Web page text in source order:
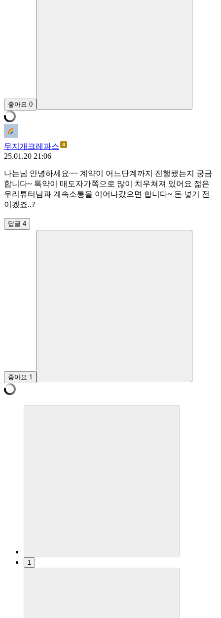
좋아요 0
무지개크레파스
25.01.20 21:06
나는님 안녕하세요~~ 계약이 어느단계까지 진행됐는지 궁금
합니다~ 특약이 매도자가쪽으로 많이 치우쳐져 있어요 젊은
우리튜터님과 계속소통을 이어나갔으면 합니다~ 돈 넣기 전
이겠죠..?
답글 4
좋아요 1
1